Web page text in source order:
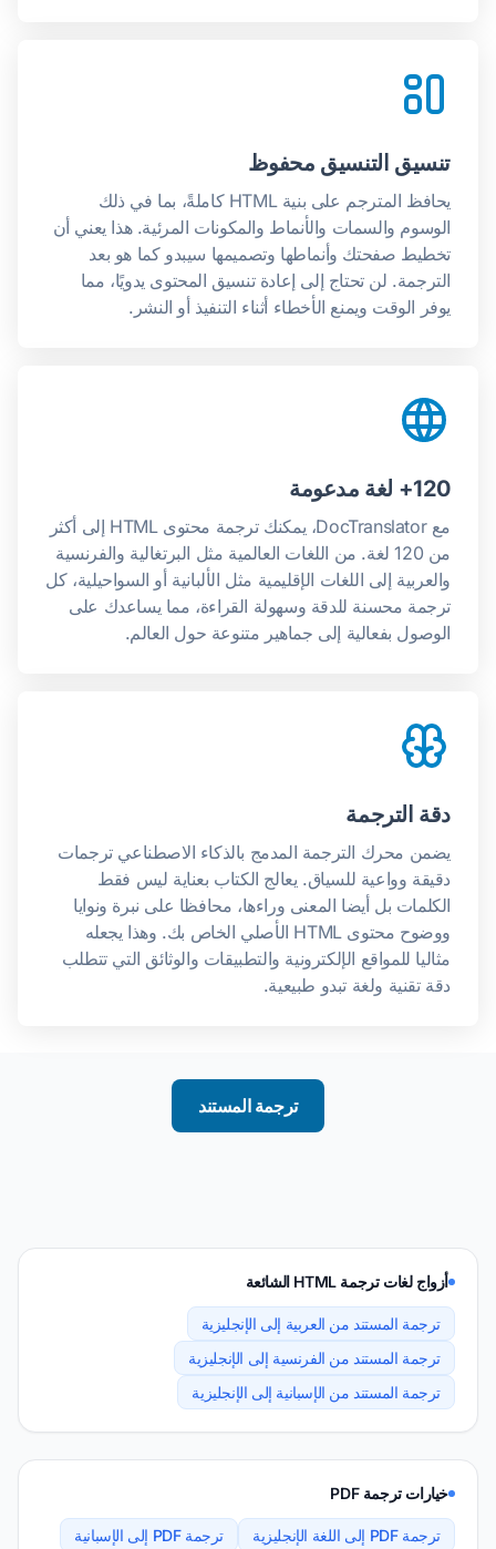
تنسيق التنسيق محفوظ
يحافظ المترجم على بنية HTML كاملةً، بما في ذلك
الوسوم والسمات والأنماط والمكونات المرئية. هذا يعني أن
تخطيط صفحتك وأنماطها وتصميمها سيبدو كما هو بعد
الترجمة. لن تحتاج إلى إعادة تنسيق المحتوى يدويًا، مما
يوفر الوقت ويمنع الأخطاء أثناء التنفيذ أو النشر.
120+ لغة مدعومة
مع DocTranslator، يمكنك ترجمة محتوى HTML إلى أكثر
من 120 لغة. من اللغات العالمية مثل البرتغالية والفرنسية
والعربية إلى اللغات الإقليمية مثل الألبانية أو السواحيلية، كل
ترجمة محسنة للدقة وسهولة القراءة، مما يساعدك على
الوصول بفعالية إلى جماهير متنوعة حول العالم.
دقة الترجمة
يضمن محرك الترجمة المدمج بالذكاء الاصطناعي ترجمات
دقيقة وواعية للسياق. يعالج الكتاب بعناية ليس فقط
الكلمات بل أيضا المعنى وراءها، محافظا على نبرة ونوايا
ووضوح محتوى HTML الأصلي الخاص بك. وهذا يجعله
مثاليا للمواقع الإلكترونية والتطبيقات والوثائق التي تتطلب
دقة تقنية ولغة تبدو طبيعية.
ترجمة المستند
أزواج لغات ترجمة HTML الشائعة
ترجمة المستند من العربية إلى الإنجليزية
ترجمة المستند من الفرنسية إلى الإنجليزية
ترجمة المستند من الإسبانية إلى الإنجليزية
خيارات ترجمة PDF
ترجمة PDF إلى اللغة الإنجليزية ترجمة PDF إلى الإسبانية